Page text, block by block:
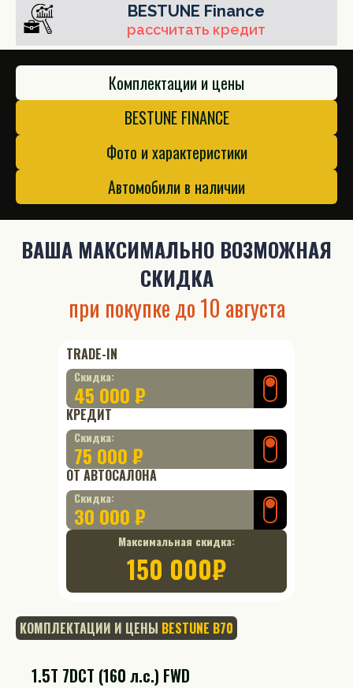
BESTUNE Finance
рассчитать кредит
Комплектации и цены
BESTUNE FINANCE
Фото и характеристики
Автомобили в наличии
ВАША МАКСИМАЛЬНО ВОЗМОЖНАЯ
СКИДКА
при покупке до10 августа
TRADE-IN
Скидка:
45 000 ₽
КРЕДИТ
Скидка:
75 000 ₽
ОТ АВТОСАЛОНА
Скидка:
30 000 ₽
Максимальная скидка:
150 000₽
КОМПЛЕКТАЦИИ И ЦЕНЫ BESTUNE B70
1.5T 7DCT (160 л.с.) FWD